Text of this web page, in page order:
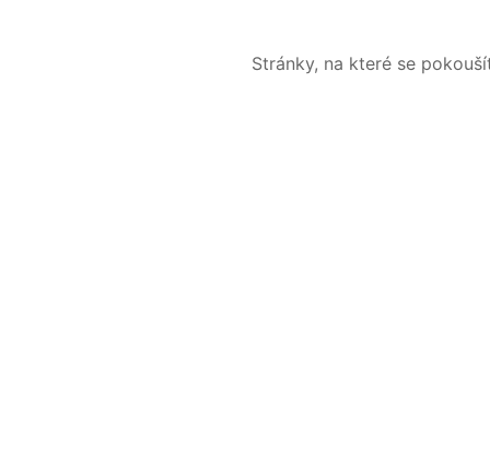
Stránky, na které se